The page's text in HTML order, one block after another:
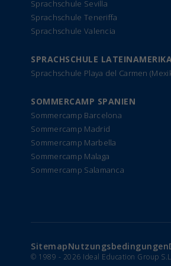
Sprachschule Sevilla
Sprachschule Teneriffa
Sprachschule Valencia
SPRACHSCHULE LATEINAMERIKA
Sprachschule Playa del Carmen
SOMMERCAMP SPANIEN
Sommercamp Barcelona
Sommercamp Madrid
Sommercamp Marbella
Sommercamp Malaga
Sommercamp Salamanca
SitemapNutzungsbedingungen
© 1989 - 2026 Ideal Education Group